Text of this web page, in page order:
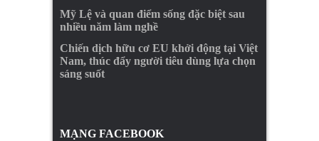
Mỹ Lệ và quan điểm sống đặc biệt sau
nhiều năm làm nghề
Chiến dịch hữu cơ EU khởi động tại Việt
Nam, thúc đẩy người tiêu dùng lựa chọn
sáng suốt
MẠNG FACEBOOK